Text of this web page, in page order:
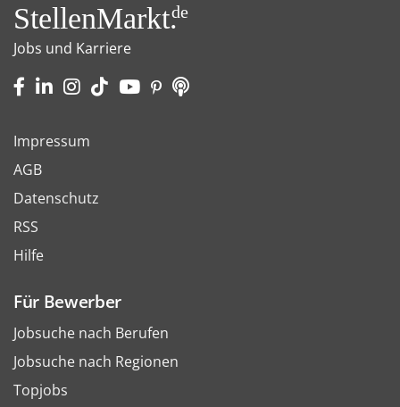
StellenMarkt.de
Jobs und Karriere
Impressum
AGB
Datenschutz
RSS
Hilfe
Für Bewerber
Jobsuche nach Berufen
Jobsuche nach Regionen
Topjobs